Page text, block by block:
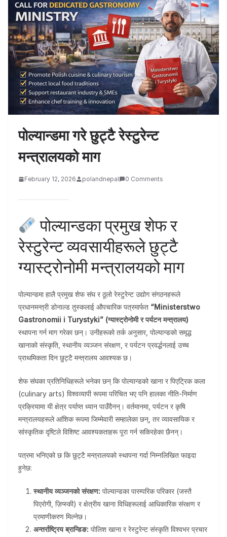
पोल्यान्डमा गरे छुट्टै रेस्टुरेन्ट
मन्त्रालयको माग
February 12, 2026 polandnepal 0 Comments
पोल्यान्डका प्रमुख शेफ र
रेस्टुरेन्ट व्यवसायीहरूले छुट्टै
ग्यास्ट्रोनोमी मन्त्रालयको माग
पोल्यान्डमा हालै प्रमुख शेफ संघ र ठूलो रेस्टुरेन्ट उद्योग संगठनहरूले
प्रधानमन्त्री डोनाल्ड तुस्कलाई औपचारिक पत्रमार्फत “Ministerstwo
Gastronomii i Turystyki” (ग्यास्ट्रोनोमी र पर्यटन मन्त्रालय)
स्थापना गर्न माग गरेका छन्। उनीहरूको तर्क अनुसार, पोल्यान्डको समृद्ध
खानाको संस्कृति, स्थानीय व्यञ्जन संरक्षण, र पर्यटन प्रवर्द्धनलाई उच्च
प्राथमिकता दिन छुट्टै मन्त्रालय आवश्यक छ।
शेफ संघका प्रतिनिधिहरूले भनेका छन् कि पोल्यान्डको खाना र पिएट्रिक कला
(culinary arts) विश्वव्यापी रूपमा परिचित भए पनि हालका नीति-निर्माण
प्रक्रियामा यी क्षेत्र पर्याप्त ध्यान पाउँदैनन्। वर्तमानमा, पर्यटन र कृषि
मन्त्रालयहरूले आंशिक रूपमा जिम्मेवारी सम्हालेका छन्, तर व्यावसायिक र
सांस्कृतिक दृष्टिले विशिष्ट आवश्यकताहरू पूरा गर्न सकिरहेका छैनन्।
पत्रमा भनिएको छ कि छुट्टै मन्त्रालयको स्थापना गर्दा निम्नलिखित फाइदा
हुनेछ:
स्थानीय व्यञ्जनको संरक्षण: पोल्यान्डका पारम्परिक परिकार (जस्तै
पिएरोगी, ज़िप्स्की) र क्षेत्रीय खाना विधिहरूलाई आधिकारिक संरक्षण र
प्रमाणीकरण मिल्नेछ।
अन्तर्राष्ट्रिय ब्रान्डिङ: पोलिश खाना र रेस्टुरेन्ट संस्कृति विश्वभर प्रचार